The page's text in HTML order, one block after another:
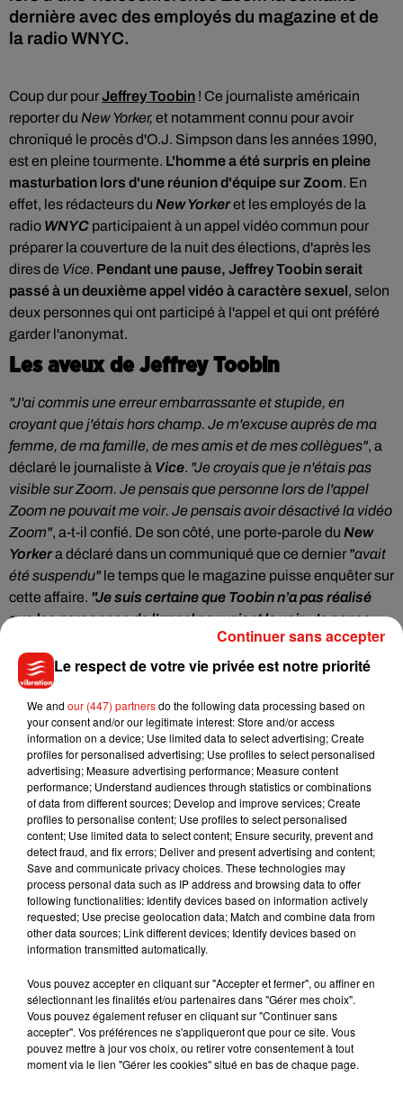
dernière avec des employés du magazine et de
la radio WNYC.
Coup dur pourJeffrey Toobin ! Ce journaliste américain
reporter du New Yorker, et notammentconnu pour avoir
chroniqué le procès d'O.J. Simpson dans les années 1990,
est en pleine tourmente. L'homme a été surpris en pleine
masturbation lors d'une réunion d'équipe sur Zoom. En
effet, les rédacteurs du New Yorkeret les employés de la
radio WNYC participaient à un appel vidéo commun pour
préparer la couverture de la nuit des élections, d'après les
dires de Vice. Pendant une pause, Jeffrey Toobin serait
passé à un deuxième appel vidéo à caractère sexuel, selon
deux personnes qui ont participé à l'appel et qui ont préféré
garder l'anonymat.
Les aveux de Jeffrey Toobin
"J'ai commis une erreur embarrassante et stupide, en
croyant que j'étais hors champ. Je m'excuse auprès de ma
femme, de ma famille, de mes amis et de mes collègues", a
déclaré le journaliste à Vice. "Je croyais que je n'étais pas
visible sur Zoom. Je pensais que personne lors de l'appel
Zoom ne pouvait me voir. Je pensais avoir désactivé la vidéo
Zoom", a-t-il confié. De son côté, une porte-parole du New
Yorkera déclaré dans un communiqué que ce dernier "avait
été suspendu" le temps que le magazine puisse enquêter sur
cette affaire. "Je suis certaine que Toobin n’a pas réalisé
que les personnes de l’appel pouvaient le voir. Je pense
qu’il (...) a été déconnecté et il n’a pas réalisé que nous
étions tous de retour devant une caméra en direct", a aussi
expliqué Masha Gessen, une journaliste du New Yorker qui
participait également à la visioconférence."Lorsque M.
Toobin est revenu, il n’était visiblement pas conscient de ce
qui venait de se passer" , a ajouté un témoin de la scène.
Aussi analyste juridique senior pour CNN depuis 2002,
Jeffrey Toobin a demandé un congé pour s’occuper"d’un
problème personnel"
Musique
5 août 2026
Becky G sur son nouveau single
Le respect de votre vie privée est notre priorité
We and our (447) partnersdo the following data processing based on
your consent and/or our legitimate interest: Store and/or access
information on a device; Use limited data to select advertising; Create
profiles for personalised advertising; Use profiles to select personalised
advertising; Measure advertising performance; Measure content
performance; Understand audiences through statistics or combinations
of data from different sources; Develop and improve services; Create
profiles to personalise content; Use profiles to select personalised
content; Use limited data to select content; Ensure security, prevent and
detect fraud, and fix errors; Deliver and present advertising and content;
Save and communicate privacy choices. These technologies may
process personal data such as IP address and browsing data to offer
following functionalities: Identify devices based on information actively
requested; Use precise geolocation data; Match and combine data from
other data sources; Link different devices; Identify devices based on
information transmitted automatically.
Vous pouvez accepter en cliquant sur "Accepter et fermer", ou affiner en
sélectionnant les finalités et/ou partenaires dans "Gérer mes choix".
Vous pouvez également refuser en cliquant sur "Continuer sans
accepter". Vos préférences ne s'appliqueront que pour ce site. Vous
pouvez mettre à jour vos choix, ou retirer votre consentement à tout
moment via le lien "Gérer les cookies" situé en bas de chaque page.
Continuer sans accepter